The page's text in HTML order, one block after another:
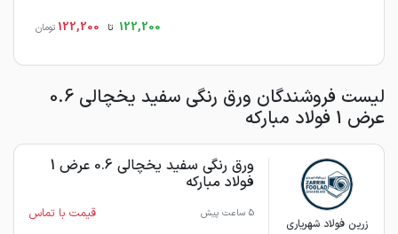
122,200 تا 122,200 تومان
لیست فروشندگان ورق رنگی سفید یخچالی 0.6
عرض 1 فولاد مبارکه
زرین فولاد شهریاری
ورق رنگی سفید یخچالی 0.6 عرض 1
فولاد مبارکه
5 ساعت پیش قیمت با تماس